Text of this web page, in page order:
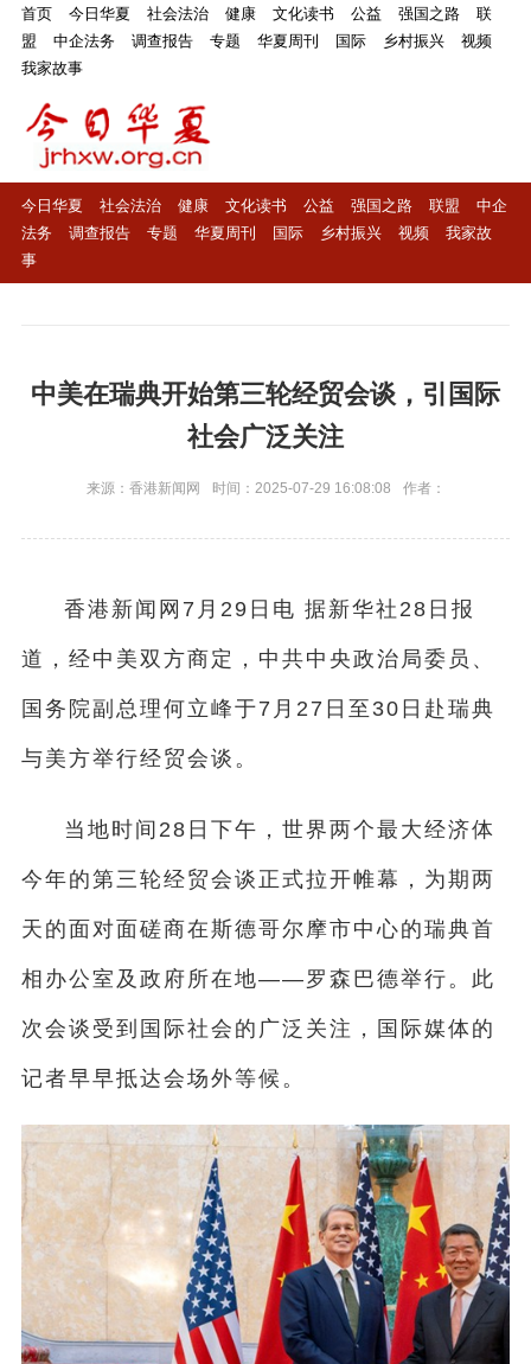
首页 今日华夏 社会法治 健康 文化读书 公益 强国之路
联
盟
中企法务 调查报告 专题 华夏周刊 国际 乡村振兴
视频
我家故事
今日华夏 社会法治 健康 文化读书 公益 强国之路 联盟
中企
法务
调查报告 专题 华夏周刊 国际 乡村振兴 视频
我家故
事
中美在瑞典开始第三轮经贸会谈，引国际
社会广泛关注
来源：香港新闻网 时间：2025-07-29 16:08:08 作者：
香港新闻网7月29日电 据新华社28日报
道，经中美双方商定，中共中央政治局委员、
国务院副总理何立峰于7月27日至30日赴瑞典
与美方举行经贸会谈。
当地时间28日下午，世界两个最大经济体
今年的第三轮经贸会谈正式拉开帷幕，为期两
天的面对面磋商在斯德哥尔摩市中心的瑞典首
相办公室及政府所在地——罗森巴德举行。此
次会谈受到国际社会的广泛关注，国际媒体的
记者早早抵达会场外等候。